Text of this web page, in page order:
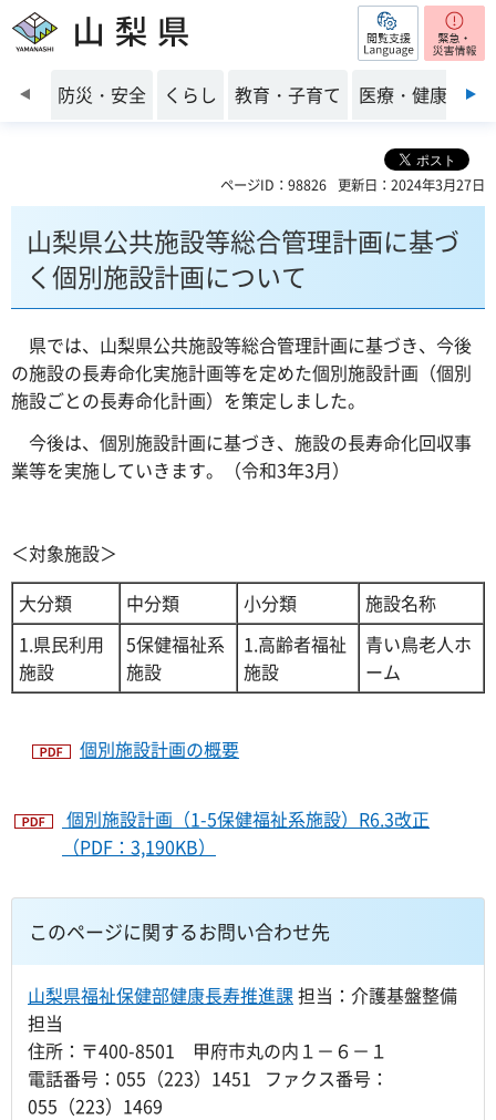
山梨県 閲覧支援
前のスライドを表示
防災・安全 くらし 教育・子育て 医療・健康・福
ページID：98826 更新日：2024年3月27日
山梨県公共施設等総合管理計画に基づ
く個別施設計画について
県では、山梨県公共施設等総合管理計画に基づき、今後
の施設の長寿命化実施計画等を定めた個別施設計画（個別
施設ごとの長寿命化計画）を策定しました。
今後は、個別施設計画に基づき、施設の長寿命化回収事
業等を実施していきます。（令和3年3月）
＜対象施設＞
大分類
中分類 小分類
施設名称
1.県民利用
施設
5保健福祉系
施設
1.高齢者福祉
施設
青い鳥老人ホ
ーム
個別施設計画の概要
個別施設計画（1-5保健福祉系施設）R6.3改正
（PDF：3,190KB）
このページに関するお問い合わせ先
山梨県福祉保健部健康長寿推進課 担当：介護基盤整備
担当
住所：〒400-8501 甲府市丸の内１－６－１
電話番号：055（223）1451 ファクス番号：
055（223）1469